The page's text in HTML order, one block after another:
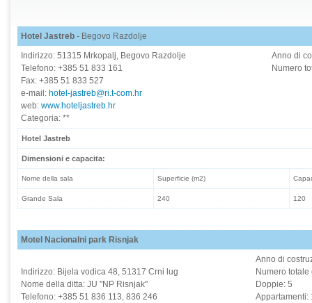
Hotel Jastreb - Begovo Razdolje
Indirizzo: 51315 Mrkopalj, Begovo Razdolje
Telefono: +385 51 833 161
Fax: +385 51 833 527
e-mail: hotel-jastreb@ri.t-com.hr
web: www.hoteljastreb.hr
Categoria: **
Anno di
Numero
Hotel Jastreb
Dimensioni e capacita:
Nome della sala Superficie (m2)
Grande Sala 240 120
Motel Nacionalni park Risnjak
Indirizzo: Bijela vodica 48, 51317 Crni lug
Nome della ditta: JU "NP Risnjak"
Telefono: +385 51 836 113, 836 246
Anno di
Numero
Doppie: 5
Appartamenti: